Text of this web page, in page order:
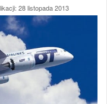
28 listopada 2013